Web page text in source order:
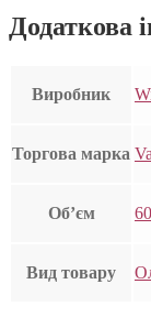
Додаткова
Виробник
Торгова марка
Об’єм
Вид товару